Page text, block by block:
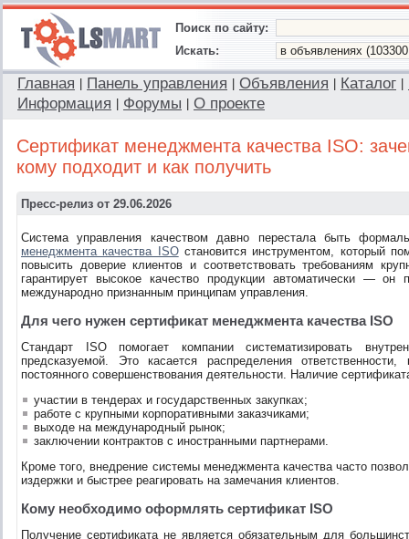
Поиск по сайту:
Искать:
Главная Панель управления Объявления Каталог
Информация
Форумы О проекте
Сертификат менеджмента качества ISO:
кому подходит и как получить
Пресс-релиз от 29.06.2026
Система управления качеством давно перестала быть
менеджмента качества ISOстановится инструментом, который
повысить доверие клиентов и соответствовать требованиям
гарантирует высокое качество продукции автоматически — он
международно признанным принципам управления.
Для чего нужен сертификат менеджмента качества ISO
Стандарт ISO помогает компании систематизировать
предсказуемой. Это касается распределения
постоянного совершенствования деятельности. Наличие
участии в тендерах и государственных закупках;
работе с крупными корпоративными заказчиками;
выходе на международный рынок;
заключении контрактов с иностранными партнерами.
Кроме того, внедрение системы менеджмента качества часто
издержки и быстрее реагировать на замечания клиентов.
Кому необходимо оформлять сертификат ISO
Получение сертификата не является обязательным для